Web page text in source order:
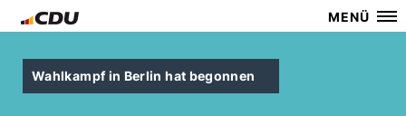
MENÜ
Wahlkampf in Berlin hat begonnen